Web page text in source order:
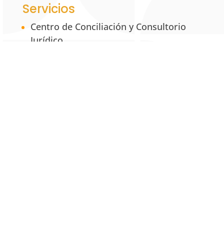
Servicios
Centro de Conciliación y Consultorio
Jurídico